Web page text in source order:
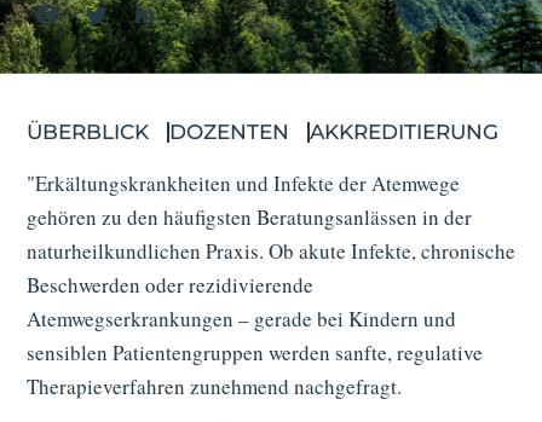
ÜBERBLICK DOZENTEN AKKREDITIERUNG
"Erkältungskrankheiten und Infekte der Atemwege
gehören zu den häufigsten Beratungsanlässen in der
naturheilkundlichen Praxis. Ob akute Infekte, chronische
Beschwerden oder rezidivierende
Atemwegserkrankungen – gerade bei Kindern und
sensiblen Patientengruppen werden sanfte, regulative
Therapieverfahren zunehmend nachgefragt.